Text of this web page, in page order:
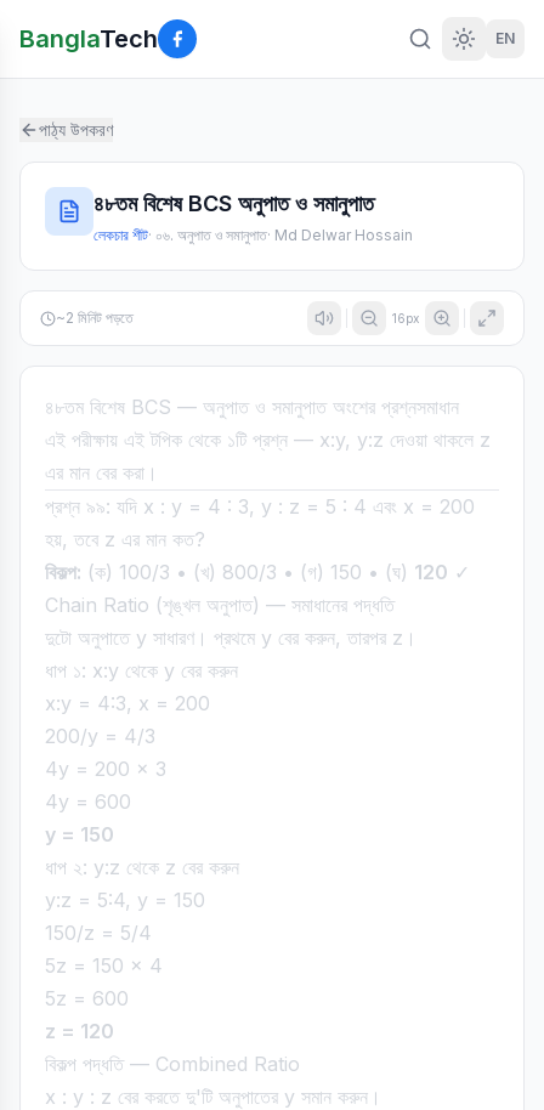
BanglaTech EN
পাঠ্য উপকরণ
৪৮তম বিশেষ BCS অনুপাত ও সমানুপাত
লেকচার শীট· ০৬. অনুপাত ও সমানুপাত· Md Delwar Hossain
~2 মিনিট পড়তে 16px
৪৮তম বিশেষ BCS — অনুপাত ও সমানুপাত অংশের প্রশ্নসমাধান
এই পরীক্ষায় এই টপিক থেকে ১টি প্রশ্ন — x:y, y:z দেওয়া থাকলে z
এর মান বের করা।
প্রশ্ন ৯৯: যদি x : y = 4 : 3, y : z = 5 : 4 এবং x = 200
হয়, তবে z এর মান কত?
বিকল্প: (ক) 100/3 • (খ) 800/3 • (গ) 150 • (ঘ) 120 ✓
Chain Ratio (শৃঙ্খল অনুপাত) — সমাধানের পদ্ধতি
দুটো অনুপাতে y সাধারণ। প্রথমে y বের করুন, তারপর z।
ধাপ ১: x:y থেকে y বের করুন
x:y = 4:3, x = 200
200/y = 4/3
4y = 200 × 3
4y = 600
y = 150
ধাপ ২: y:z থেকে z বের করুন
y:z = 5:4, y = 150
150/z = 5/4
5z = 150 × 4
5z = 600
z = 120
বিকল্প পদ্ধতি — Combined Ratio
x : y : z বের করতে দু'টি অনুপাতের y সমান করুন।